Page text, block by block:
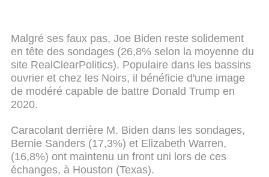
Malgré ses faux pas, Joe Biden reste solidement
en tête des sondages (26,8% selon la moyenne du
site RealClearPolitics). Populaire dans les bassins
ouvrier et chez les Noirs, il bénéficie d'une image
de modéré capable de battre Donald Trump en
2020.
Caracolant derrière M. Biden dans les sondages,
Bernie Sanders (17,3%) et Elizabeth Warren,
(16,8%) ont maintenu un front uni lors de ces
échanges, à Houston (Texas).